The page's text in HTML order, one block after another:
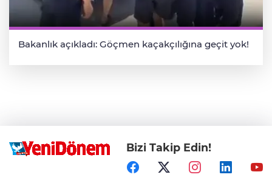
Bakanlık açıkladı: Göçmen kaçakçılığına geçit yok!
Bizi Takip Edin!